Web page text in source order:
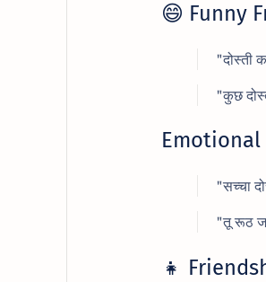
😄 Funny
"दोस्ती
"कुछ
"सच्चा
"तू रूठ
👧